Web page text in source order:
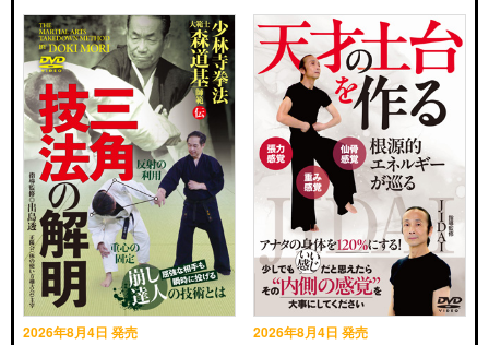
2026年8月4日 発売
2026年8月4日 発売